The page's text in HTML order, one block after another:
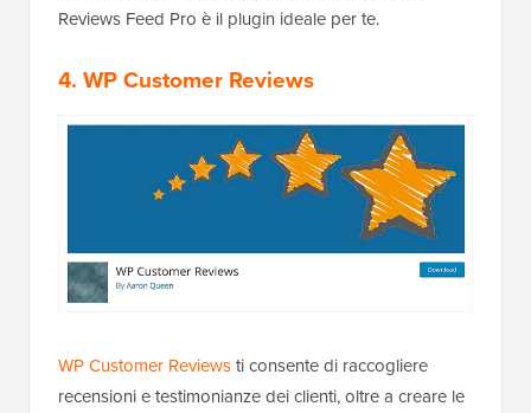
Reviews Feed Pro è il plugin ideale per te.
4. WP Customer Reviews
WP Customer Reviewsti consente di raccogliere
recensioni e testimonianze dei clienti, oltre a creare le